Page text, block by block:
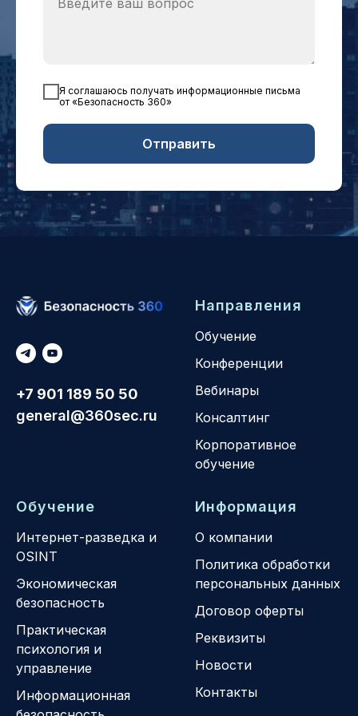
Я соглашаюсь получать информационные письма
от «Безопасность 360»
Отправить
+7 901 189 50 50
general@360sec.ru
Направления
Обучение
Конференции
Вебинары
Консалтинг
Корпоративное
обучение
Обучение
Интернет-разведка и
OSINT
Экономическая
безопасность
Практическая
психология и
управление
Информационная
Информация
О компании
Политика обработки
персональных данных
Договор оферты
Реквизиты
Новости
Контакты